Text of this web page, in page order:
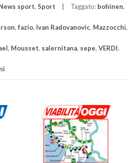
sport, Sport Taggato: bohinen,
, fazio, Ivan Radovanovic, Mazzocchi,
, Mousset, salernitana, sepe, VERDI,